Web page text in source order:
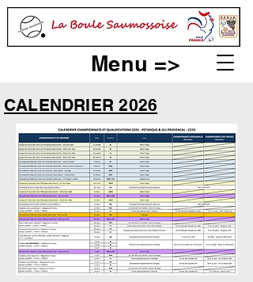
Menu =>
CALENDRIER 2026